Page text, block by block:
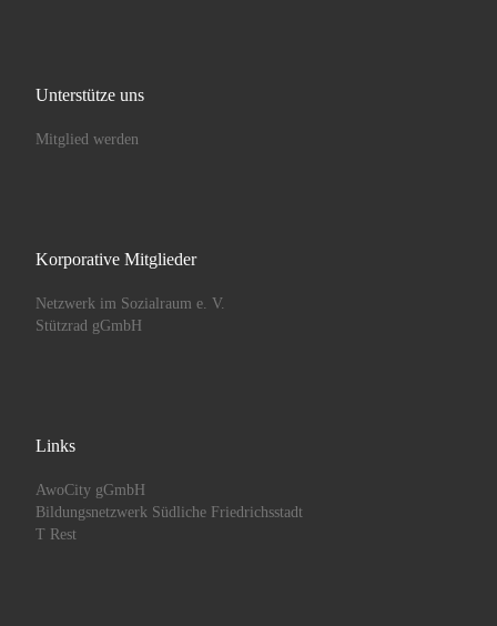
Unterstütze uns
Mitglied werden
Korporative Mitglieder
Netzwerk im Sozialraum e. V.
Stützrad gGmbH
Links
AwoCity gGmbH
Bildungsnetzwerk Südliche Friedrichsstadt
T Rest